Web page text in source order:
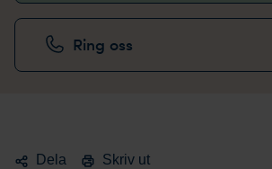
Ring oss
Dela Skriv ut